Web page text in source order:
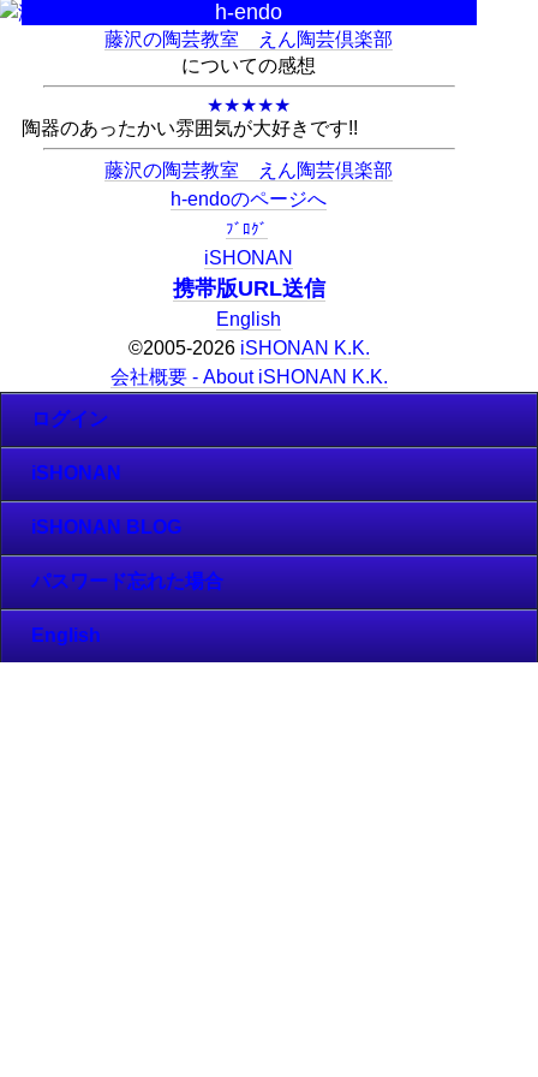
h-endo
藤沢の陶芸教室 えん陶芸倶楽部
についての感想
★★★★★
陶器のあったかい雰囲気が大好きです!!
藤沢の陶芸教室 えん陶芸倶楽部
h-endoのページへ
ﾌﾞﾛｸﾞ
iSHONAN
携帯版URL送信
English
©2005-2026 iSHONAN K.K.
会社概要 - About iSHONAN K.K.
ログイン
iSHONAN
iSHONAN BLOG
パスワード忘れた場合
English